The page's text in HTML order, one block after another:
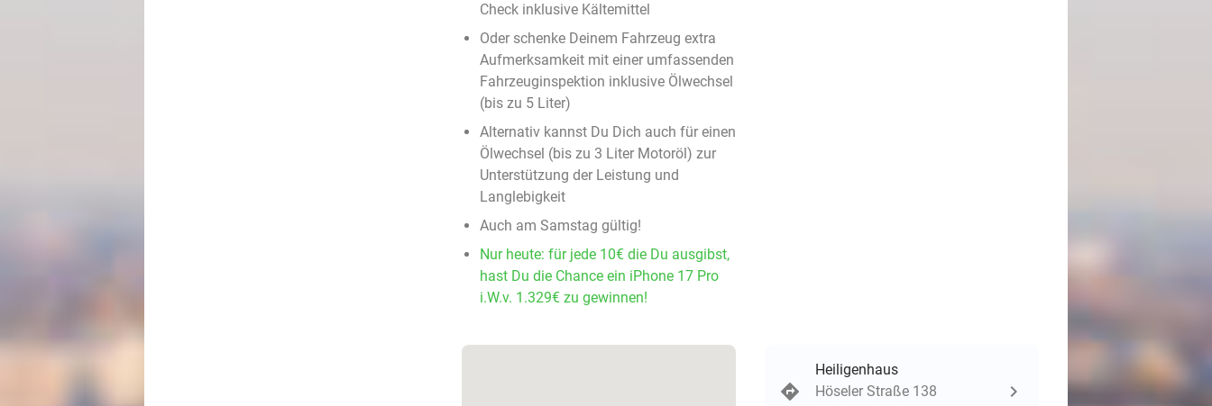
Check inklusive Kältemittel
Oder schenke Deinem Fahrzeug extra
Aufmerksamkeit mit einer umfassenden
Fahrzeuginspektion inklusive Ölwechsel
(bis zu 5 Liter)
Alternativ kannst Du Dich auch für einen
Ölwechsel (bis zu 3 Liter Motoröl) zur
Unterstützung der Leistung und
Langlebigkeit
Auch am Samstag gültig!
Nur heute: für jede 10€ die Du ausgibst,
hast Du die Chance ein iPhone 17 Pro
i.W.v. 1.329€ zu gewinnen!
Heiligenhaus
Höseler Straße 138